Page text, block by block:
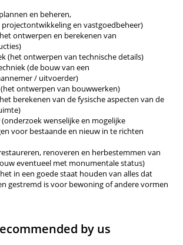
en beheren,
en vastgoedbeheer)
ontwerpen en berekenen van
(het ontwerpen van technische details)
(de bouw van een
/ uitvoerder)
ontwerpen van bouwwerken)
berekenen van de fysische aspecten van de
wenselijke en mogelijke
voor bestaande en nieuw in te richten
renoveren en herbestemmen van
eventueel met monumentale status)
in een goede staat houden van alles dat
gestremd is voor bewoning of andere vormen
by us